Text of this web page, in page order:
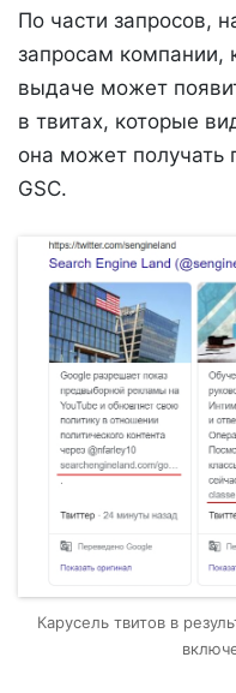
По части запросов,
запросам компании,
выдаче может
в твитах, которые
она может получать
GSC.
Карусель твитов в